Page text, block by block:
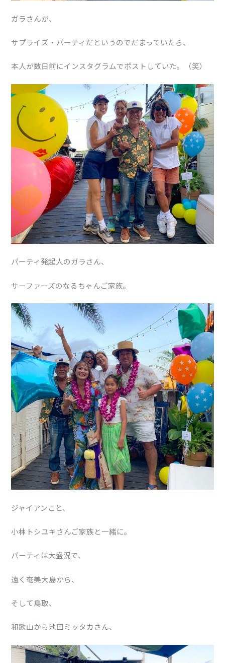
ガラさんが、
サプライズ・パーティだというのでだまっていたら、
本人が数日前にインスタグラムでポストしていた。（笑）
パーティ発起人のガラさん、
サーファーズのなるちゃんご家族。
ジャイアンこと、
小林トシユキさんご家族と一緒に。
パーティは大盛況で、
遠く奄美大島から、
そして鳥取、
和歌山から池田ミッタカさん、